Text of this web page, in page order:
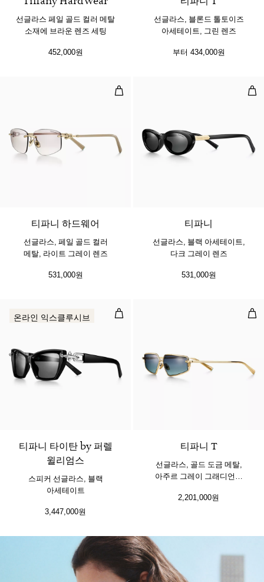
선글라스 페일 골드 컬러 메탈
소재에 브라운 렌즈 세팅
452,000원
선글라스, 블론드 톨토이즈
아세테이트, 그린 렌즈
부터 434,000원
선글라스, 페일 골드 컬러 메탈, 라
티파니 하드웨어
선글라스, 페일 골드 컬러
메탈, 라이트 그레이 렌즈
531,000원
선
티파니
선글라스, 블랙 아세테이트,
다크 그레이 렌즈
531,000원
스피커 선글라스, 블랙 아세테이트
온라인 익스클루시브
티파니 타이탄 by 퍼렐
윌리엄스
스피커 선글라스, 블랙
아세테이트
3,447,000원
선
티파니 T
선글라스, 골드 도금 메탈,
아주르 그레이 그래디언트
2,201,000원